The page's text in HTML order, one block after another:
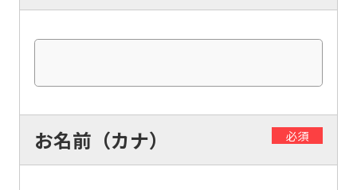
お名前（カナ） 必須